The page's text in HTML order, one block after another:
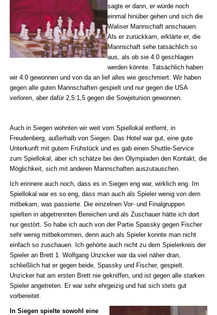
sagte er dann, er würde noch
einmal hinüber gehen und sich die
Waliser Mannschaft anschauen.
Als er zurückkam, erklärte er, die
Mannschaft sehe tatsächlich so
aus, als ob sie 4:0 geschlagen
werden könnte. Tatsächlich haben
wir 4:0 gewonnen und von da an lief alles wie geschmiert. Wir haben
gegen alle guten Mannschaften gespielt und nur gegen die USA
verloren, aber dafür 2,5:1,5 gegen die Sowjetunion gewonnen.
Auch in Siegen wohnten wir weit vom Spiellokal entfernt, in
Freudenberg, außerhalb von Siegen. Das Hotel war gut, eine gute
Unterkunft mit gutem Frühstück und es gab einen Shuttle-Service
zum Spiellokal, aber ich schätze bei den Olympiaden den Kontakt, die
Möglichkeit, sich mit anderen Mannschaften auszutauschen.
Ich erinnere auch noch, dass es in Siegen eng war, wirklich eng. Im
Spiellokal war es so eng, dass man auch als Spieler wenig von dem
mitbekam, was passierte. Die einzelnen Vor- und Finalgruppen
spielten in abgetrennten Bereichen und als Zuschauer hätte ich dort
nur gestört. So habe ich auch von der Partie Spassky gegen Fischer
sehr wenig mitbekommen, denn auch als Spieler konnte man nicht
einfach so zuschauen. Ich gehörte auch nicht zu dem Spielerkreis der
Spieler an Brett 1. Wolfgang Unzicker war da viel näher dran,
schließlich hat er gegen beide, Spassky und Fischer, gespielt.
Unzicker hat am ersten Brett nie gekniffen, und ist gegen alle starken
Spieler angetreten. Er war sehr ehrgeizig und hat sich stets gut
vorbereitet.
In Siegen spielte sowohl eine